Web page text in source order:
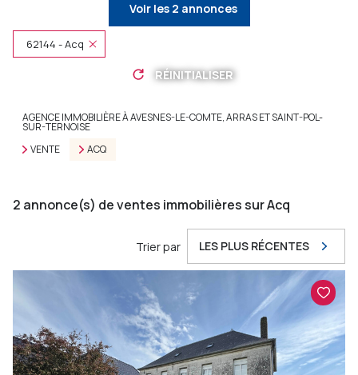
Voir les 2 annonces
62144 - Acq
RÉINITIALISER
AGENCE IMMOBILIÈRE À AVESNES-LE-COMTE, ARRAS ET SAINT-POL-
SUR-TERNOISE
VENTE
ACQ
2 annonce(s) de ventes immobilières sur Acq
Trier par LES PLUS RÉCENTES